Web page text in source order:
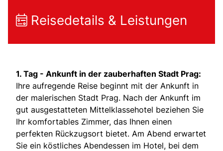
Reisedetails & Leistungen
1. Tag - Ankunft in der zauberhaften Stadt Prag:
Ihre aufregende Reise beginnt mit der Ankunft in
der malerischen Stadt Prag. Nach der Ankunft im
gut ausgestatteten Mittelklassehotel beziehen Sie
Ihr komfortables Zimmer, das Ihnen einen
perfekten Rückzugsort bietet. Am Abend erwartet
Sie ein köstliches Abendessen im Hotel, bei dem